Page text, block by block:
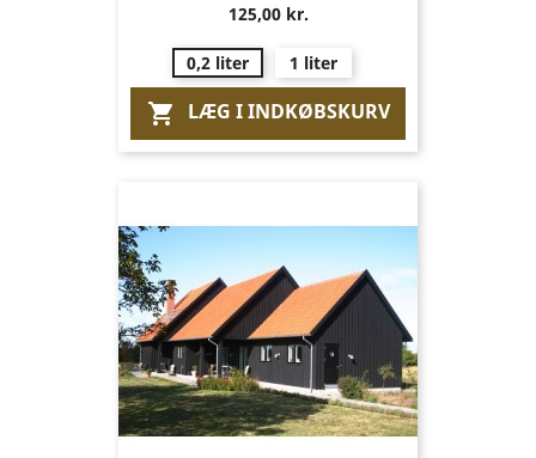
125,00 kr.
0,2 liter 1 liter
 LÆG I INDKØBSKURV